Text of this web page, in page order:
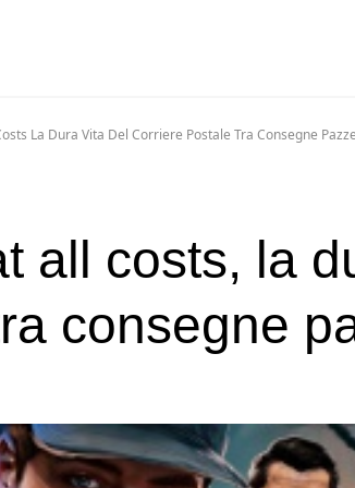
La Dura Vita Del Corriere Postale Tra Consegne
all costs, la
consegne